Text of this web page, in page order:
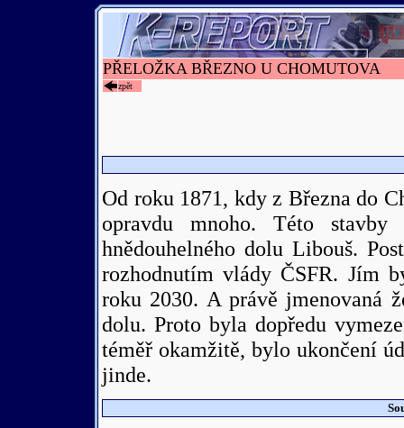
PŘELOŽKA BŘEZNO U CHOMUTOVA
zpět
Od roku 1871, kdy z Března do
opravdu mnoho. Této
hnědouhelného dolu Libouš.
rozhodnutím vlády ČSFR. Jím
roku 2030. A právě jmenovaná
dolu. Proto byla dopředu
téměř okamžitě, bylo ukončení
jinde.